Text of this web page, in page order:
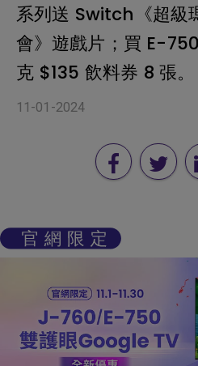
系列送 Switch《超級
會》遊戲片；買 E-
克 $135 飲料券 8 張。
11-01-2024